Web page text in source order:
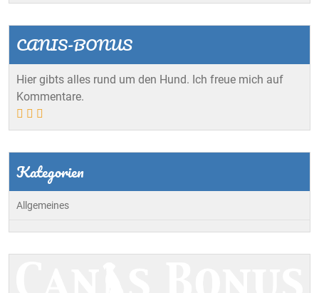
CANIS-BONUS
Hier gibts alles rund um den Hund. Ich freue mich auf
Kommentare.
Kategorien
Allgemeines